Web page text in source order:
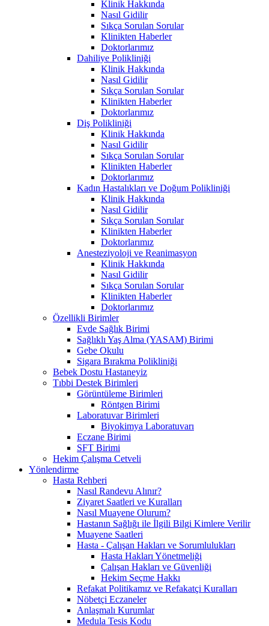
Klinik Hakkında
Nasıl Gidilir
Sıkça Sorulan Sorular
Klinikten Haberler
Doktorlarımız
Dahiliye Polikliniği
Klinik Hakkında
Nasıl Gidilir
Sıkça Sorulan Sorular
Klinikten Haberler
Doktorlarımız
Diş Polikliniği
Klinik Hakkında
Nasıl Gidilir
Sıkça Sorulan Sorular
Klinikten Haberler
Doktorlarımız
Kadın Hastalıkları ve Doğum Polikliniği
Klinik Hakkında
Nasıl Gidilir
Sıkça Sorulan Sorular
Klinikten Haberler
Doktorlarımız
Anesteziyoloji ve Reanimasyon
Klinik Hakkında
Nasıl Gidilir
Sıkça Sorulan Sorular
Klinikten Haberler
Doktorlarımız
Özellikli Birimler
Evde Sağlık Birimi
Sağlıklı Yaş Alma (YASAM) Birimi
Gebe Okulu
Sigara Bırakma Polikliniği
Bebek Dostu Hastaneyiz
Tıbbi Destek Birimleri
Görüntüleme Birimleri
Röntgen Birimi
Laboratuvar Birimleri
Biyokimya Laboratuvarı
Eczane Birimi
SFT Birimi
Hekim Çalışma Cetveli
Yönlendirme
Hasta Rehberi
Nasıl Randevu Alınır?
Ziyaret Saatleri ve Kuralları
Nasıl Muayene Olurum?
Hastanın Sağlığı ile İlgili Bilgi Kimlere Verilir
Muayene Saatleri
Hasta - Çalışan Hakları ve Sorumlulukları
Hasta Hakları Yönetmeliği
Çalışan Hakları ve Güvenliği
Hekim Seçme Hakkı
Refakat Politikamız ve Refakatçi Kuralları
Nöbetçi Eczaneler
Anlaşmalı Kurumlar
Medula Tesis Kodu